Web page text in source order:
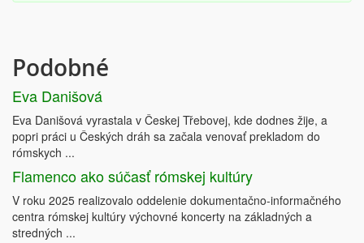
Podobné
Eva Danišová
Eva Danišová vyrastala v Českej Třebovej, kde dodnes žije, a
popri práci u Českých dráh sa začala venovať prekladom do
rómskych ...
Flamenco ako súčasť rómskej kultúry
V roku 2025 realizovalo oddelenie dokumentačno-informačného
centra rómskej kultúry výchovné koncerty na základných a
stredných ...